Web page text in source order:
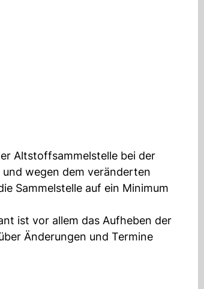
Altstoffsammelstelle bei der
wegen dem veränderten
Sammelstelle auf ein Minimum
ist vor allem das Aufheben der
Änderungen und Termine